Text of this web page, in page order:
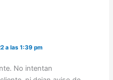
a las 1:39 pm
No intentan